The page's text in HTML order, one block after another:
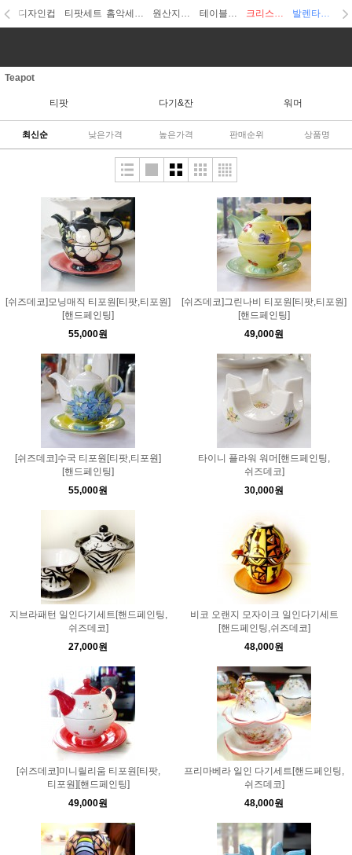
디자인컵 티팟세트 홈악세사리 원산지디자인 테이블웨어 크리스마스 발렌타인데이
Teapot
티팟 다기&잔 워머
최신순 낮은가격 높은가격 판매순위 상품명
[쉬즈데코]모닝매직 티포원[티팟,티포원]
[핸드페인팅]
55,000원
[쉬즈데코]그린나비 티포원[티팟,티포원]
[핸드페인팅]
49,000원
[쉬즈데코]수국 티포원[티팟,티포원]
[핸드페인팅]
55,000원
타이니 플라워 워머[핸드페인팅,
쉬즈데코]
30,000원
지브라패턴 일인다기세트[핸드페인팅,
쉬즈데코]
27,000원
비코 오랜지 모자이크 일인다기세트
[핸드페인팅,쉬즈데코]
48,000원
[쉬즈데코]미니릴리움 티포원[티팟,
티포원][핸드페인팅]
49,000원
프리마베라 일인 다기세트[핸드페인팅,
쉬즈데코]
48,000원